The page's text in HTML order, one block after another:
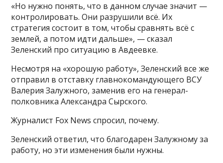
«Но нужно понять, что в данном случае значит —
контролировать. Они разрушили всё. Их
стратегия состоит в том, чтобы сравнять всё с
землей, а потом идти дальше», — сказал
Зеленский про ситуацию в Авдеевке.
Несмотря на «хорошую работу», Зеленский все же
отправил в отставку главнокомандующего ВСУ
Валерия Залужного, заменив его на генерал-
полковника Александра Сырского.
Журналист Fox News спросил, почему.
Зеленский ответил, что благодарен Залужному за
работу, но эти изменения были нужны.